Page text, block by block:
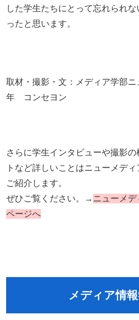
した学生たちにとって忘れられ
ったと思います。
取材・撮影・文：メディア学部
年 コンセヨン
さらに学生インタビューや撮影
トなど詳しいことはニューメデ
ご紹介します。
ぜひご覧ください。→ ニューメデ
ページへ
メディア情